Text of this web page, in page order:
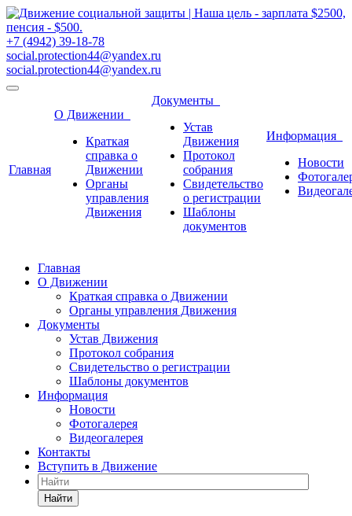
+7 (4942) 39-18-78
social.protection44@yandex.ru
social.protection44@yandex.ru
Главная
О Движении
Краткая
справка о
Движении
Органы
управления
Движения
Документы
Устав
Движения
Протокол
собрания
Свидетельство
о регистрации
Шаблоны
документов
Информация
Новости
Главная
О Движении
Краткая справка о Движении
Органы управления Движения
Документы
Устав Движения
Протокол собрания
Свидетельство о регистрации
Шаблоны документов
Информация
Новости
Фотогалерея
Видеогалерея
Контакты
Вступить в Движение
Найти